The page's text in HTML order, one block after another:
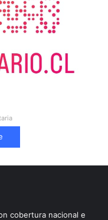
cobertura nacional e